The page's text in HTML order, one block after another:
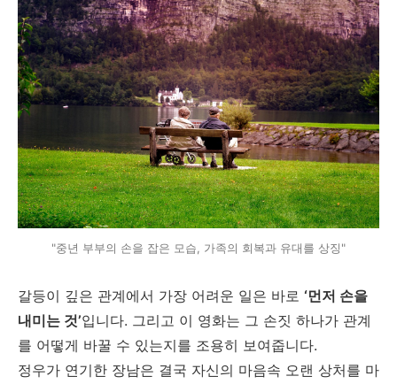
"중년 부부의 손을 잡은 모습, 가족의 회복과 유대를 상징"
갈등이 깊은 관계에서 가장 어려운 일은 바로 ‘먼저 손을
내미는 것’입니다. 그리고 이 영화는 그 손짓 하나가 관계
를 어떻게 바꿀 수 있는지를 조용히 보여줍니다.
정우가 연기한 장남은 결국 자신의 마음속 오랜 상처를 마